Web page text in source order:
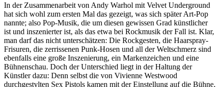
In der Zusammenarbeit von Andy Warhol mit Velvet Underground
hat sich wohl zum ersten Mal das gezeigt, was sich später Art-Pop
nannte; also Pop-Musik, die um diesen gewissen Grad künstlicher
ist und inszenierter ist, als das etwa bei Rockmusik der Fall ist. Klar,
man darf das nicht unterschätzen: Die Rockgesten, die Haarspray-
Frisuren, die zerrissenen Punk-Hosen und all der Weltschmerz sind
ebenfalls eine große Inszenierung, ein Markenzeichen und eine
Bühnenschau. Doch der Unterschied liegt in der Haltung der
Künstler dazu: Denn selbst die von Vivienne Westwood
durchgestylten Sex Pistols kamen mit der Einstellung auf die Bühne,